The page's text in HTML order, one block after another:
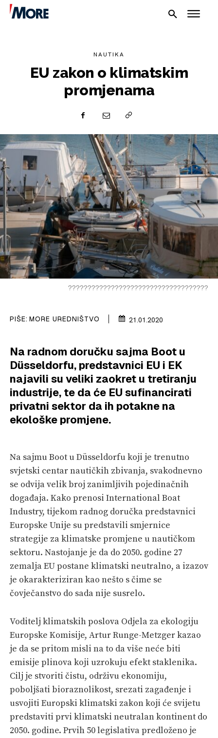
SPORT
PLOVILA
PLOVIDBA
SPIZA
VELIKE PRIČE
PRETPLATA
SHOP
NAUTIKA
EU zakon o klimatskim
promjenama
????????????????????????????????????
PIŠE: MORE UREDNIŠTVO 21.01.2020
Na radnom doručku sajma Boot u
Düsseldorfu, predstavnici EU i EK
najavili su veliki zaokret u tretiranju
industrije, te da će EU sufinancirati
privatni sektor da ih potakne na
ekološke promjene.
Na sajmu Boot u Düsseldorfu koji je trenutno
svjetski centar nautičkih zbivanja, svakodnevno
se odvija velik broj zanimljivih pojedinačnih
događaja. Kako prenosi International Boat
Industry, tijekom radnog doručka predstavnici
Europske Unije su predstavili smjernice
strategije za klimatske promjene u nautičkom
sektoru. Nastojanje je da do 2050. godine 27
zemalja EU postane klimatski neutralno, a izazov
je okarakteriziran kao nešto s čime se
čovječanstvo do sada nije susrelo.
Voditelj klimatskih poslova Odjela za ekologiju
Europske Komisije, Artur Runge-Metzger kazao
je da se pritom misli na to da više neće biti
emisije plinova koji uzrokuju efekt staklenika.
Cilj je stvoriti čistu, održivu ekonomiju,
poboljšati bioraznolikost, srezati zagađenje i
usvojiti Europski klimatski zakon koji će svijetu
predstaviti prvi klimatski neutralan kontinent do
2050. godine. Prvih 50 legislativa predloženo je